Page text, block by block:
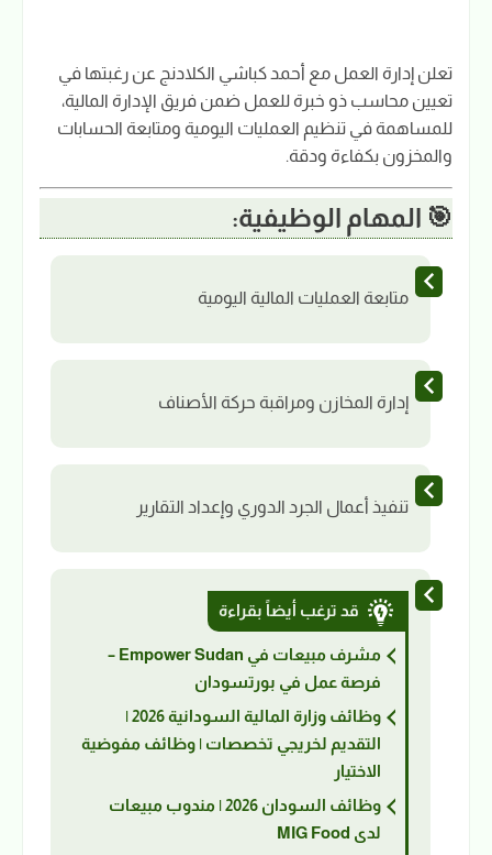
تعلن إدارة العمل مع أحمد كباشي الكلادنج عن رغبتها في
تعيين محاسب ذو خبرة للعمل ضمن فريق الإدارة المالية،
للمساهمة في تنظيم العمليات اليومية ومتابعة الحسابات
والمخزون بكفاءة ودقة.
🎯 المهام الوظيفية:
متابعة العمليات المالية اليومية
إدارة المخازن ومراقبة حركة الأصناف
تنفيذ أعمال الجرد الدوري وإعداد التقارير
قد ترغب أيضاً بقراءة
مشرف مبيعات في Empower Sudan –
فرصة عمل في بورتسودان
وظائف وزارة المالية السودانية 2026 |
التقديم لخريجي تخصصات | وظائف مفوضية
الاختيار
وظائف السودان 2026 | مندوب مبيعات
لدى MIG Food